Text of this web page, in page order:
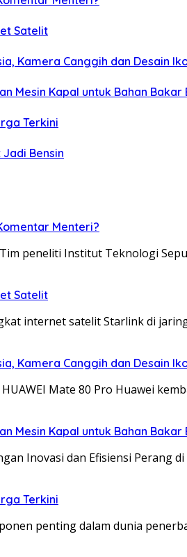
Satelit
Kamera Canggih dan Desain
Mesin Kapal untuk Bahan Bakar
Terkini
Bensin
Menteri?
peneliti Institut Teknologi
Satelit
internet satelit Starlink di
Kamera Canggih dan Desain
Mate 80 Pro Huawei
Mesin Kapal untuk Bahan Bakar
Inovasi dan Efisiensi Perang
Terkini
penting dalam dunia